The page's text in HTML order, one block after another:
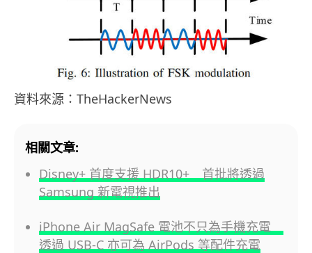
資料來源：TheHackerNews
相關文章:
Disney+ 首度支援 HDR10+ 首批將透過
Samsung 新電視推出
iPhone Air MagSafe 電池不只為手機充電
透過 USB-C 亦可為 AirPods 等配件充電